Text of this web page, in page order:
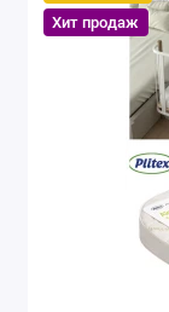
Хит продаж